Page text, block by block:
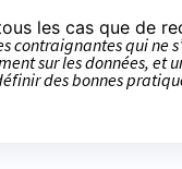
les cas que de
contraignantes qui ne
sur les données, et
des bonnes